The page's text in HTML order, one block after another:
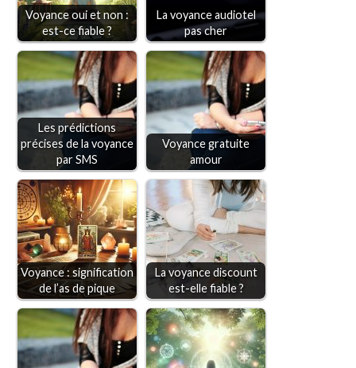
Voyance oui et non :
est-ce fiable ?
La voyance audiotel
pas cher
Les prédictions
précises de la voyance
par SMS
Voyance gratuite
amour
Voyance : signification
de l’as de pique
La voyance discount
est-elle fiable ?